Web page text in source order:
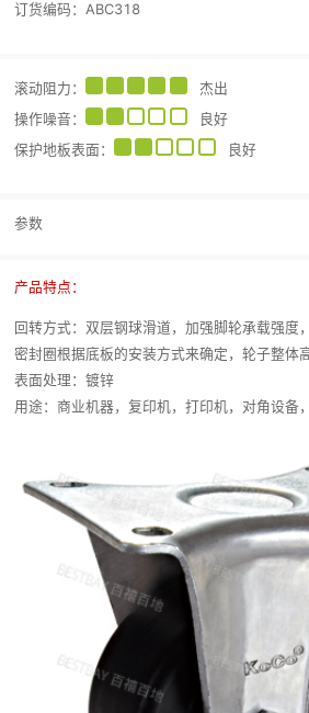
订货编码： ABC318
滚动阻力 ：
杰出
操作噪音 ：
良好
保护地板表面 ： 良好
参数
产品特点：
回转方式：双层钢球滑道，加强脚轮承载强度
密封圈根据底板的安装方式来确定，轮子整体
表面处理：镀锌
用途：商业机器，复印机，打印机，对角设备